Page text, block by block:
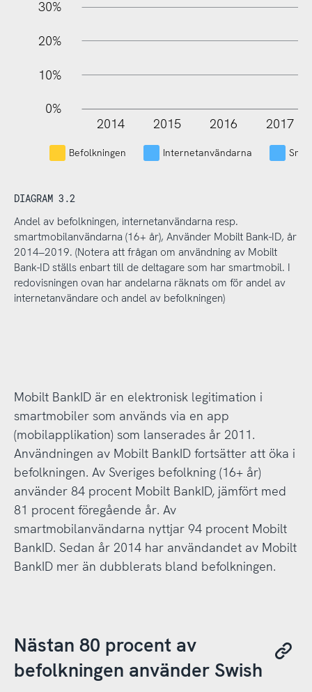
30%
20%
10%
0%
2014 2015 2016 2017
Befolkningen Internetanvändarna
DIAGRAM 3.2
Andel av befolkningen, internetanvändarna resp.
smartmobilanvändarna (16+ år), Använder Mobilt Bank-ID, år
2014–2019. (Notera att frågan om användning av Mobilt
Bank-ID ställs enbart till de deltagare som har smartmobil. I
redovisningen ovan har andelarna räknats om för andel av
internetanvändare och andel av befolkningen)
Mobilt BankID är en elektronisk legitimation i
smartmobiler som används via en app
(mobilapplikation) som lanserades år 2011.
Användningen av Mobilt BankID fortsätter att öka i
befolkningen. Av Sveriges befolkning (16+ år)
använder 84 procent Mobilt BankID, jämfört med
81 procent föregående år. Av
smartmobilanvändarna nyttjar 94 procent Mobilt
BankID. Sedan år 2014 har användandet av Mobilt
BankID mer än dubblerats bland befolkningen.
Nästan 80 procent av
befolkningen använder Swish